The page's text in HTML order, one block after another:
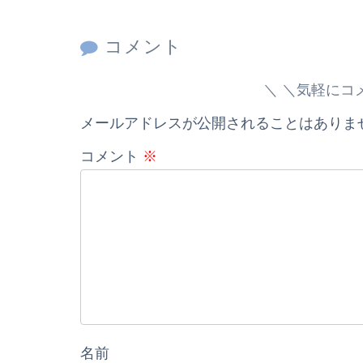
コメント
＼気軽にコ
メールアドレスが公開されることはありま
コメント ※
名前